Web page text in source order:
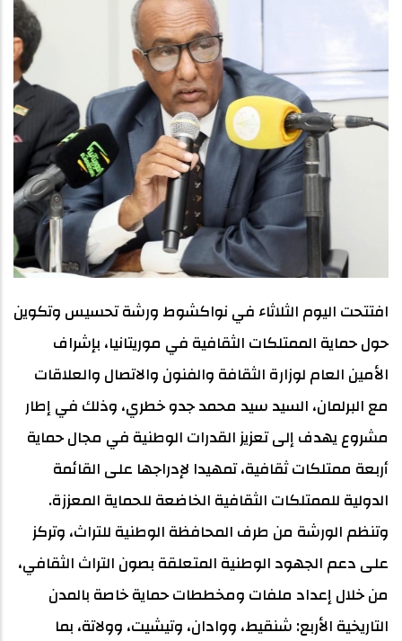
افتتحت اليوم الثلاثاء في نواكشوط ورشة تحسيس وتكوين
حول حماية الممتلكات الثقافية في موريتانيا، بإشراف
الأمين العام لوزارة الثقافة والفنون والاتصال والعلاقات
مع البرلمان، السيد سيد محمد جدو خطري، وذلك في إطار
مشروع يهدف إلى تعزيز القدرات الوطنية في مجال حماية
أربعة ممتلكات ثقافية، تمهيدا لإدراجها على القائمة
الدولية للممتلكات الثقافية الخاضعة للحماية المعززة.
وتنظم الورشة من طرف المحافظة الوطنية للتراث، وتركز
على دعم الجهود الوطنية المتعلقة بصون التراث الثقافي،
من خلال إعداد ملفات ومخططات حماية خاصة بالمدن
التاريخية الأربع: شنقيط، ووادان، وتيشيت، وولاتة، بما